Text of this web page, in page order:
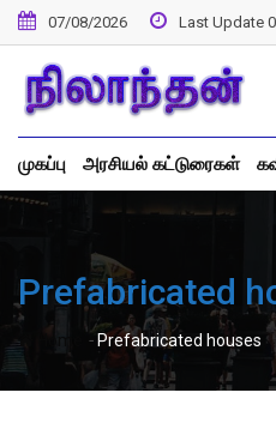
Skip
to
content
07/08/2026 Last Update
முகப்பு அரசியல் கட்டுரைகள்
Prefabricated
- Prefabricated houses